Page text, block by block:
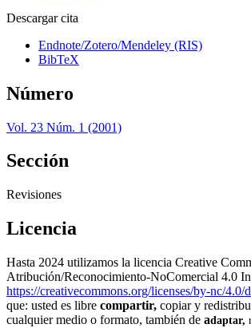
Descargar cita
Endnote/Zotero/Mendeley (RIS)
BibTeX
Número
Vol. 23 Núm. 1 (2001)
Sección
Revisiones
Licencia
Hasta 2024 utilizamos la licencia Creative
Atribución/Reconocimiento-NoComercial 4.0
https://creativecommons.org/licenses/by-nc/4.0/
que: usted es libre compartir, copiar y
cualquier medio o formato, también de adaptar,